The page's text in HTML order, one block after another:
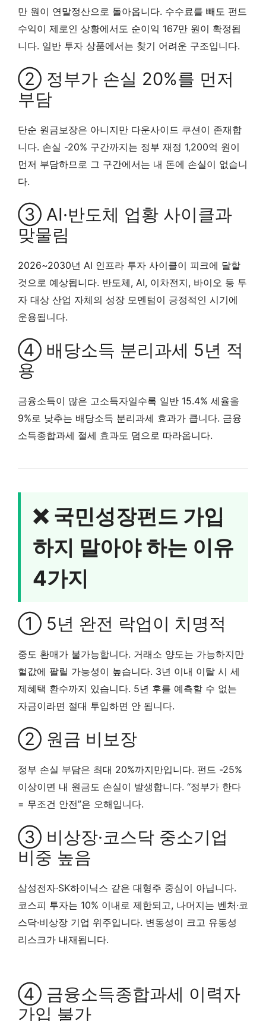
만 원이 연말정산으로 돌아옵니다. 수수료를 빼도 펀드
수익이 제로인 상황에서도 순이익 167만 원이 확정됩
니다. 일반 투자 상품에서는 찾기 어려운 구조입니다.
② 정부가 손실 20%를 먼저
부담
단순 원금보장은 아니지만 다운사이드 쿠션이 존재합
니다. 손실 -20% 구간까지는 정부 재정 1,200억 원이
먼저 부담하므로 그 구간에서는 내 돈에 손실이 없습니
다.
③ AI·반도체 업황 사이클과
맞물림
2026~2030년 AI 인프라 투자 사이클이 피크에 달할
것으로 예상됩니다. 반도체, AI, 이차전지, 바이오 등 투
자 대상 산업 자체의 성장 모멘텀이 긍정적인 시기에
운용됩니다.
④ 배당소득 분리과세 5년 적
용
금융소득이 많은 고소득자일수록 일반 15.4% 세율을
9%로 낮추는 배당소득 분리과세 효과가 큽니다. 금융
소득종합과세 절세 효과도 덤으로 따라옵니다.
❌ 국민성장펀드 가입
하지 말아야 하는 이유
4가지
① 5년 완전 락업이 치명적
중도 환매가 불가능합니다. 거래소 양도는 가능하지만
헐값에 팔릴 가능성이 높습니다. 3년 이내 이탈 시 세
제혜택 환수까지 있습니다. 5년 후를 예측할 수 없는
자금이라면 절대 투입하면 안 됩니다.
② 원금 비보장
정부 손실 부담은 최대 20%까지만입니다. 펀드 -25%
이상이면 내 원금도 손실이 발생합니다. “정부가 한다
= 무조건 안전”은 오해입니다.
③ 비상장·코스닥 중소기업
비중 높음
삼성전자·SK하이닉스 같은 대형주 중심이 아닙니다.
코스피 투자는 10% 이내로 제한되고, 나머지는 벤처·코
스닥·비상장 기업 위주입니다. 변동성이 크고 유동성
리스크가 내재됩니다.
④ 금융소득종합과세 이력자
가입 불가